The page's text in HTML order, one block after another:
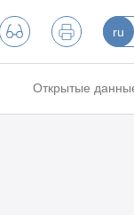
ru
Открытые